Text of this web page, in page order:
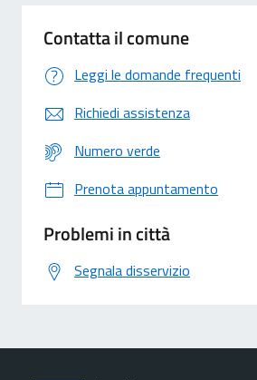
Contatta il comune
Leggi le domande frequenti
Richiedi assistenza
Numero verde
Prenota appuntamento
Problemi in città
Segnala disservizio